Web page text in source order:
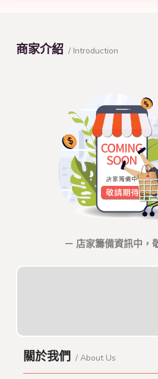
商家介紹 / Introduction
－ 店家籌備資訊中，
關於我們 / About Us